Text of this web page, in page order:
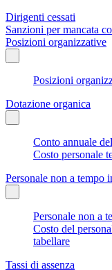
Dirigenti cessati
Sanzioni per mancata
Posizioni organizzative
Posizioni
Dotazione organica
Conto annuale
Costo personale
Personale non a tempo
Personale non a
Costo del
tabellare
Tassi di assenza